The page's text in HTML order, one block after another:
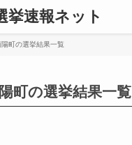
挙速報ネット
陽町の選挙結果一覧
町の選挙結果一覧